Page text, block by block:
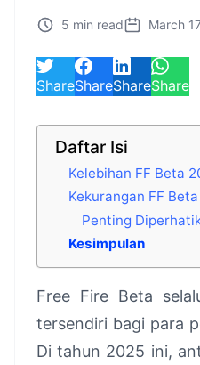
5 min read March
ShareShareShareShare
Daftar Isi
Kelebihan FF Beta
Kekurangan FF
Penting
Kesimpulan
Free Fire Beta
tersendiri bagi para
Di tahun 2025 ini,